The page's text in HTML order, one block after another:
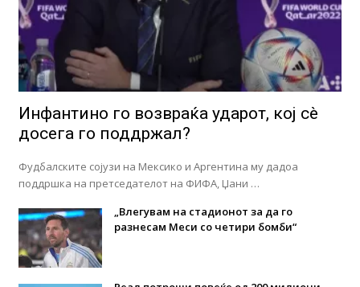
Инфантино го возвраќа ударот, кој сè
досега го поддржал?
Фудбалските сојузи на Мексико и Аргентина му дадоа
поддршка на претседателот на ФИФА, Џани …
„Влегувам на стадионот за да го
разнесам Меси со четири бомби“